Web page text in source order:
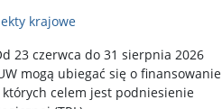
krajowe
23 czerwca do 31 sierpnia 2026
mogą ubiegać się o finansowanie
celem jest podniesienie